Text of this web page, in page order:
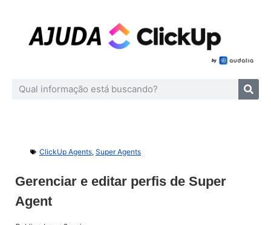
ClickUp Agents, Super Agents
Gerenciar e editar perfis de Super
Agent